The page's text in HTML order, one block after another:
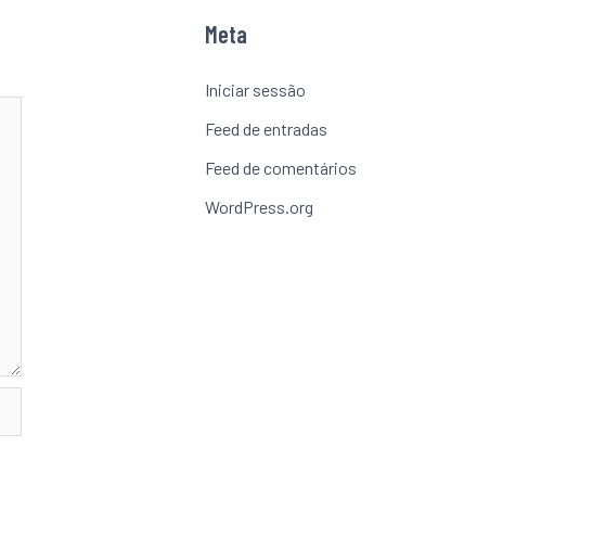
Meta
Iniciar sessão
Feed de entradas
Feed de comentários
WordPress.org